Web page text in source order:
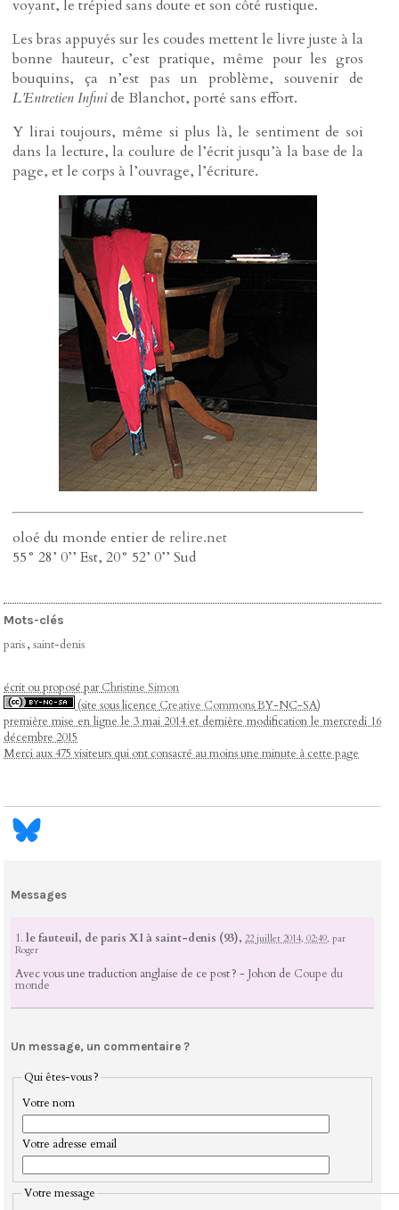
voyant, le trépied sans doute et son côté rustique.
Les bras appuyés sur les coudes mettent le livre juste à la
bonne hauteur, c’est pratique, même pour les gros
bouquins, ça n’est pas un problème, souvenir de
L’Entretien Infinide Blanchot, porté sans effort.
Y lirai toujours, même si plus là, le sentiment de soi
dans la lecture, la coulure de l’écrit jusqu’à la base de la
page, et le corps à l’ouvrage, l’écriture.
oloé du monde entier de relire.net
55° 28’ 0’’ Est, 20° 52’ 0’’ Sud
Mots-clés
paris,saint-denis
écrit ou proposé parChristine Simon
(site sous licence Creative CommonsBY-NC-SA)
première mise en ligne le 3 mai 2014 et dernière modification le mercredi 16
décembre 2015
Merci aux 475 visiteurs qui ont consacré au moins une minute à cette page
Messages
1. le fauteuil, de paris XI à saint-denis (93),22 juillet 2014, 02:49,par
Roger
Avec vous une traduction anglaise de ce post ? - Johon de Coupe du
monde
Un message, un commentaire ?
Qui êtes-vous ?
Votre nom
Votre adresse email
Votre message